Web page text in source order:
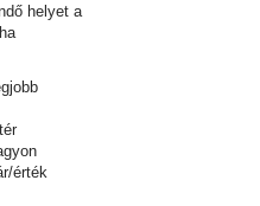
helyet a
érték